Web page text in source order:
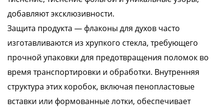
добавляют эксклюзивности.
Защита продукта — флаконы для духов часто
изготавливаются из хрупкого стекла, требующего
прочной упаковки для предотвращения поломок во
время транспортировки и обработки. Внутренняя
структура этих коробок, включая пенопластовые
вставки или формованные лотки, обеспечивает